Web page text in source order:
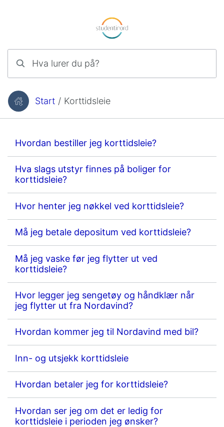
Du er her:Start / Korttidsleie
Hvordan bestiller jeg korttidsleie?
Hva slags utstyr finnes på boliger for
korttidsleie?
Hvor henter jeg nøkkel ved korttidsleie?
Må jeg betale depositum ved korttidsleie?
Må jeg vaske før jeg flytter ut ved
korttidsleie?
Hvor legger jeg sengetøy og håndklær når
jeg flytter ut fra Nordavind?
Hvordan kommer jeg til Nordavind med bil?
Inn- og utsjekk korttidsleie
Hvordan betaler jeg for korttidsleie?
Hvordan ser jeg om det er ledig for
korttidsleie i perioden jeg ønsker?